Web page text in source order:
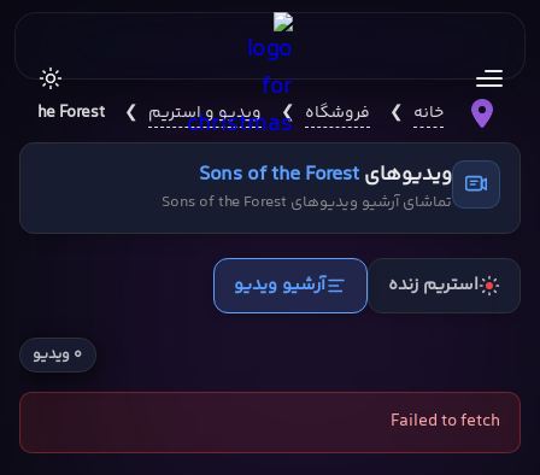
خانه ❯ فروشگاه ❯ ویدیو و استریم ❯
of the Forest
ویدیوهایSons of the Forest
تماشای آرشیو ویدیوهای Sons of the Forest
استریم زنده آرشیو ویدیو
۰ ویدیو
Failed to fetch